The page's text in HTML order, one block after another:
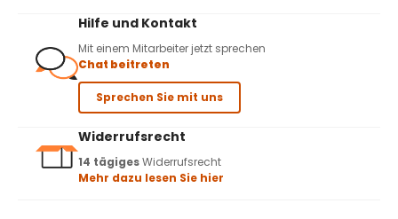
Hilfe und Kontakt
Mit einem Mitarbeiter jetzt sprechen
Chat beitreten
Sprechen Sie mit uns
Widerrufsrecht
14 tägigesWiderrufsrecht
Mehr dazu lesen Sie hier